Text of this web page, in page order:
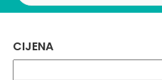
CIJENA